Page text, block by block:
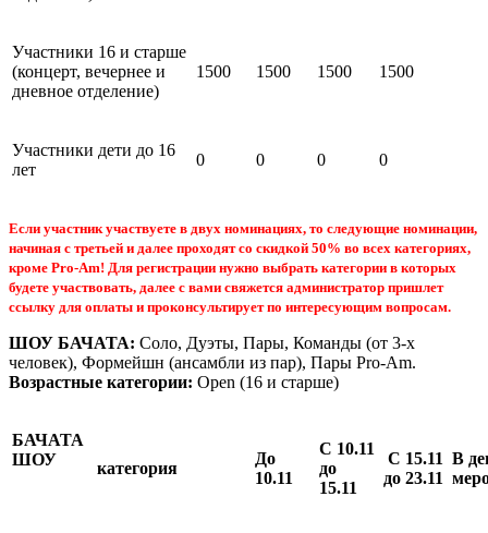
Участники 16 и старше
(концерт, вечернее и
дневное отделение)
1500 1500 1500 1500
Участники дети до 16
лет
0 0 0 0
Если участник участвуете в двух номинациях, то следующие номинации,
начиная с третьей и далее проходят со скидкой 50% во всех категориях,
кроме Pro-Am! Для регистрации нужно выбрать категории в которых
будете участвовать, далее с вами свяжется администратор пришлет
ссылку для оплаты и проконсультирует по интересующим вопросам.
ШОУ БАЧАТА: Соло, Дуэты, Пары, Команды (от 3-х
человек), Формейшн (ансамбли из пар), Пары Pro-Am.
Возрастные категории: Open (16 и старше)
БАЧАТА
ШОУ
категория
До
10.11
С 10.11
до
15.11
С 15.11
до 23.11
В